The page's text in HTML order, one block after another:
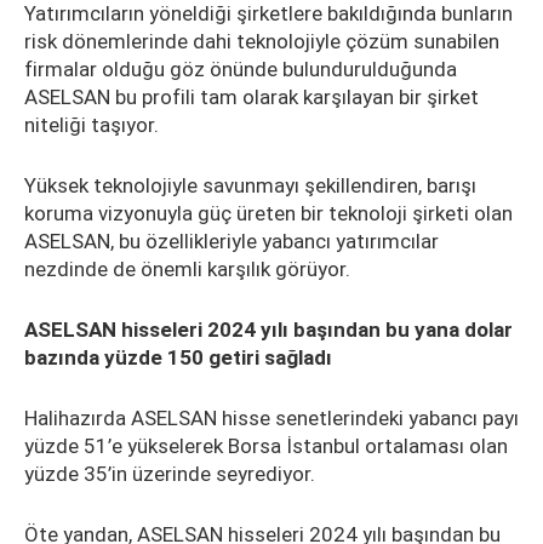
Yatırımcıların yöneldiği şirketlere bakıldığında bunların
risk dönemlerinde dahi teknolojiyle çözüm sunabilen
firmalar olduğu göz önünde bulundurulduğunda
ASELSAN bu profili tam olarak karşılayan bir şirket
niteliği taşıyor.
Yüksek teknolojiyle savunmayı şekillendiren, barışı
koruma vizyonuyla güç üreten bir teknoloji şirketi olan
ASELSAN, bu özellikleriyle yabancı yatırımcılar
nezdinde de önemli karşılık görüyor.
ASELSAN hisseleri 2024 yılı başından bu yana dolar
bazında yüzde 150 getiri sağladı
Halihazırda ASELSAN hisse senetlerindeki yabancı payı
yüzde 51’e yükselerek Borsa İstanbul ortalaması olan
yüzde 35’in üzerinde seyrediyor.
Öte yandan, ASELSAN hisseleri 2024 yılı başından bu